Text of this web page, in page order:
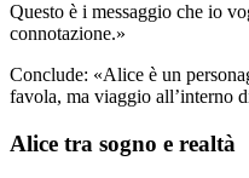
Questo è i messaggio che io
connotazione.»
Conclude: «Alice è un
favola, ma viaggio all’interno
Alice tra sogno e realtà